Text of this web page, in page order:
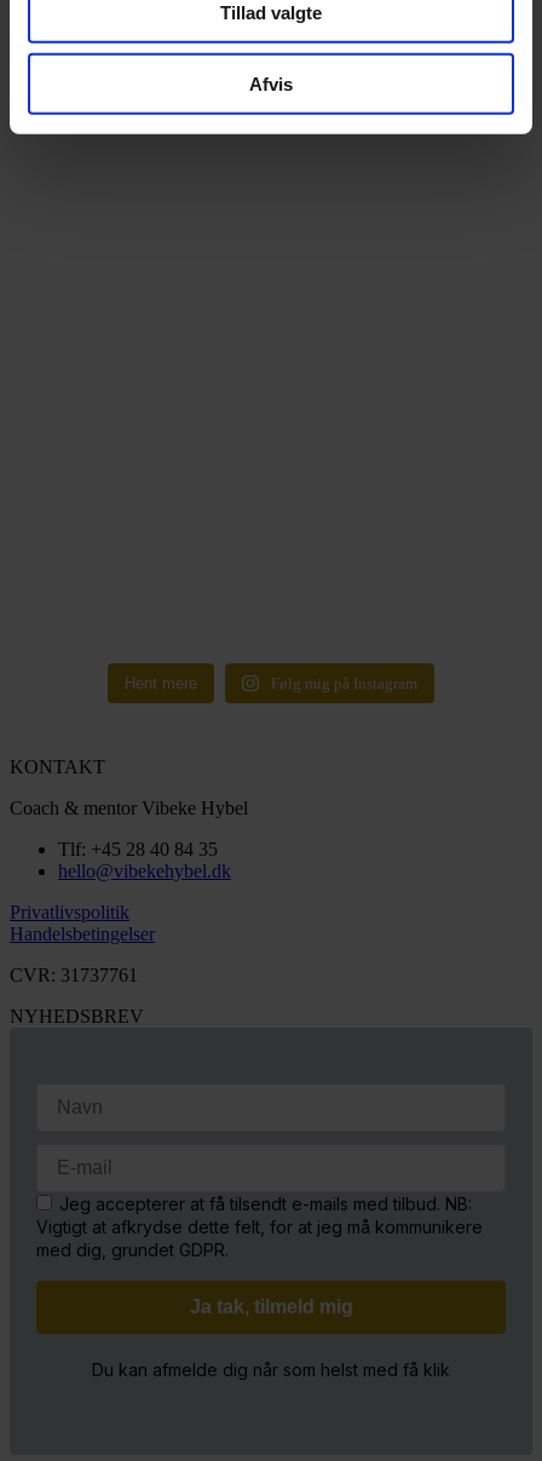
Tillad valgte
Afvis
Hent mere Følg mig på Instagram
KONTAKT
Coach & mentor Vibeke Hybel
Tlf: +45 28 40 84 35
hello@vibekehybel.dk
Privatlivspolitik
Handelsbetingelser
CVR: 31737761
NYHEDSBREV
Jeg accepterer at få tilsendt e-mails med tilbud. NB:
Vigtigt at afkrydse dette felt, for at jeg må kommunikere
med dig, grundet GDPR.
Du kan afmelde dig når som helst med få klik